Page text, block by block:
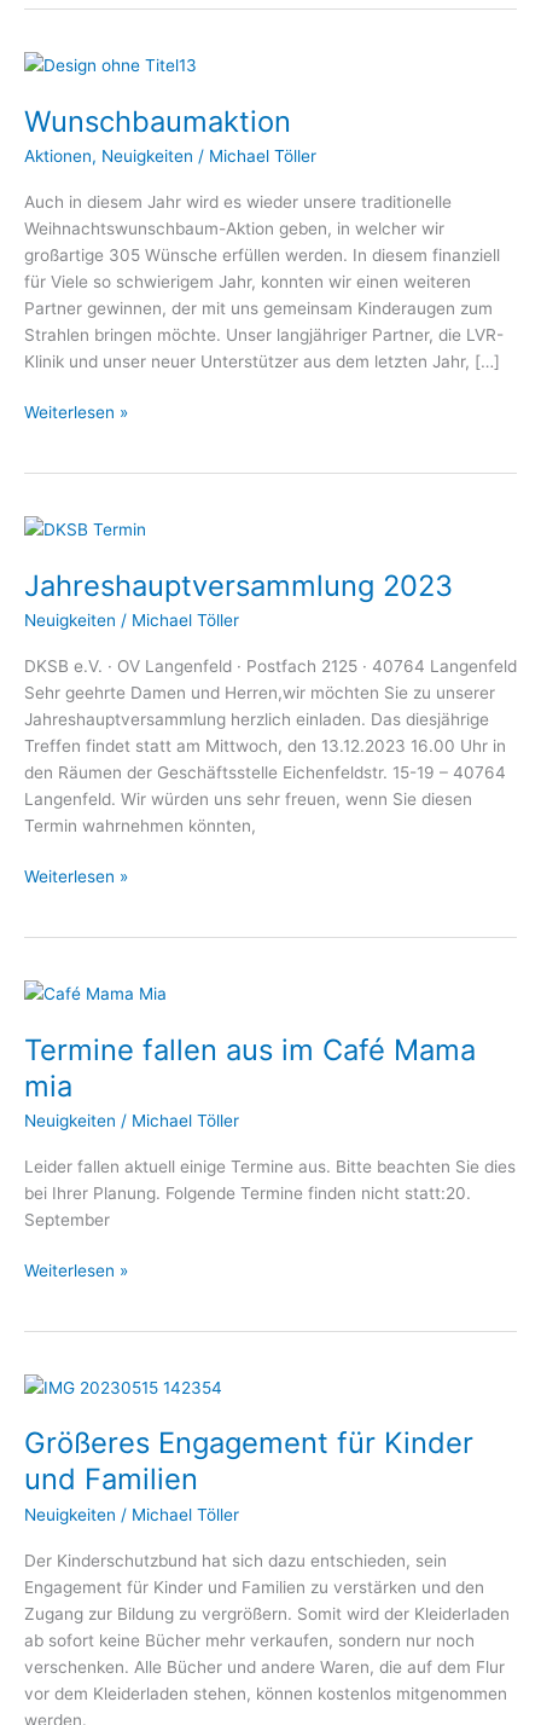
Wunschbaumaktion
Aktionen, Neuigkeiten / Michael Töller
Auch in diesem Jahr wird es wieder unsere traditionelle
Weihnachtswunschbaum-Aktion geben, in welcher wir
großartige 305 Wünsche erfüllen werden. In diesem finanziell
für Viele so schwierigem Jahr, konnten wir einen weiteren
Partner gewinnen, der mit uns gemeinsam Kinderaugen zum
Strahlen bringen möchte. Unser langjähriger Partner, die LVR-
Klinik und unser neuer Unterstützer aus dem letzten Jahr, […]
Wunschbaumaktion
Weiterlesen »
Jahreshauptversammlung 2023
Neuigkeiten / Michael Töller
DKSB e.V. · OV Langenfeld · Postfach 2125 · 40764 Langenfeld
Sehr geehrte Damen und Herren,wir möchten Sie zu unserer
Jahreshauptversammlung herzlich einladen. Das diesjährige
Treffen findet statt am Mittwoch, den 13.12.2023 16.00 Uhr in
den Räumen der Geschäftsstelle Eichenfeldstr. 15-19 – 40764
Langenfeld. Wir würden uns sehr freuen, wenn Sie diesen
Termin wahrnehmen könnten,
Jahreshauptversammlung
Weiterlesen »
Termine fallen aus im Café Mama
mia
Neuigkeiten / Michael Töller
Leider fallen aktuell einige Termine aus. Bitte beachten Sie dies
bei Ihrer Planung. Folgende Termine finden nicht statt:20.
September
Termine
aus
Café
Mama
Weiterlesen »
Größeres Engagement für Kinder
und Familien
Neuigkeiten / Michael Töller
Der Kinderschutzbund hat sich dazu entschieden, sein
Engagement für Kinder und Familien zu verstärken und den
Zugang zur Bildung zu vergrößern. Somit wird der Kleiderladen
ab sofort keine Bücher mehr verkaufen, sondern nur noch
verschenken. Alle Bücher und andere Waren, die auf dem Flur
vor dem Kleiderladen stehen, können kostenlos mitgenommen
werden.
Größeres
für
Kinder
und
Familien